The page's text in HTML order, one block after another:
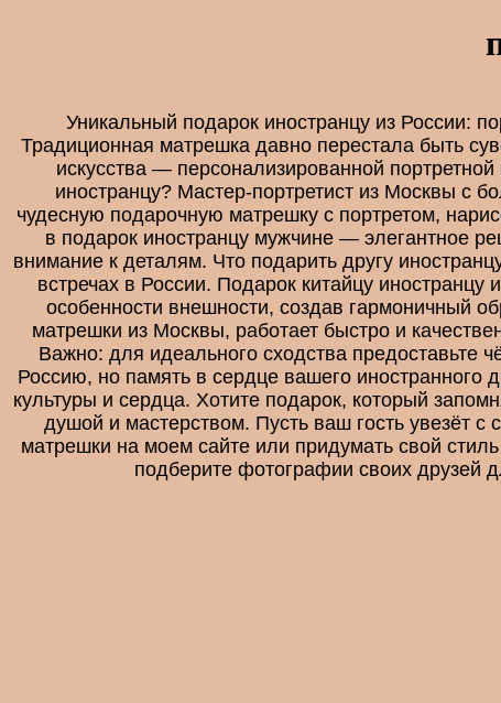
Уникальный подарок иностранцу из России:
Традиционная матрешка давно перестала быть
искусства — персонализированной
иностранцу? Мастер-портретист из Москвы с
чудесную подарочную матрешку с портретом,
в подарок иностранцу мужчине — элегантное
внимание к деталям. Что подарить другу
встречах в России. Подарок китайцу
особенности внешности, создав гармоничный
матрешки из Москвы, работает быстро и
Важно: для идеального сходства предоставьте
Россию, но память в сердце вашего иностранного
культуры и сердца. Хотите подарок, который
душой и мастерством. Пусть ваш гость увезёт с
матрешки на моем сайте или придумать свой
подберите фотографии своих друзей